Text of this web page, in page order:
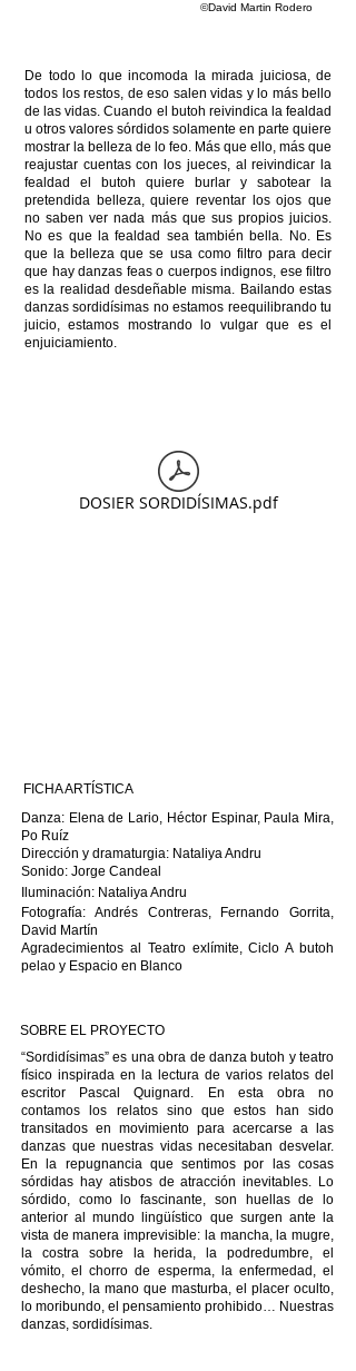
©David Martin Rodero
De todo lo que incomoda la mirada juiciosa, de
todos los restos, de eso salen vidas y lo más bello
de las vidas. Cuando el butoh reivindica la fealdad
u otros valores sórdidos solamente en parte quiere
mostrar la belleza de lo feo. Más que ello, más que
reajustar cuentas con los jueces, al reivindicar la
fealdad el butoh quiere burlar y sabotear la
pretendida belleza, quiere reventar los ojos que
no saben ver nada más que sus propios juicios.
No es que la fealdad sea también bella. No. Es
que la belleza que se usa como filtro para decir
que hay danzas feas o cuerpos indignos, ese filtro
es la realidad desdeñable misma. Bailando estas
danzas sordidísimas no estamos reequilibrando tu
juicio, estamos mostrando lo vulgar que es el
enjuiciamiento.
DOSIER SORDIDÍSIMAS.pdf
FICHA ARTÍSTICA
Danza: Elena de Lario, Héctor Espinar, Paula Mira,
Po Ruíz
Dirección y dramaturgia: Nataliya Andru
Sonido: Jorge Candeal
Iluminación: Nataliya Andru
Fotografía: Andrés Contreras, Fernando Gorrita,
David Martín
Agradecimientos al Teatro exlímite, Ciclo A butoh
pelao y Espacio en Blanco
SOBRE EL PROYECTO
“Sordidísimas” es una obra de danza butoh y teatro
físico inspirada en la lectura de varios relatos del
escritor Pascal Quignard. En esta obra no
contamos los relatos sino que estos han sido
transitados en movimiento para acercarse a las
danzas que nuestras vidas necesitaban desvelar.
En la repugnancia que sentimos por las cosas
sórdidas hay atisbos de atracción inevitables. Lo
sórdido, como lo fascinante, son huellas de lo
anterior al mundo lingüístico que surgen ante la
vista de manera imprevisible: la mancha, la mugre,
la costra sobre la herida, la podredumbre, el
vómito, el chorro de esperma, la enfermedad, el
deshecho, la mano que masturba, el placer oculto,
lo moribundo, el pensamiento prohibido… Nuestras
danzas, sordidísimas.